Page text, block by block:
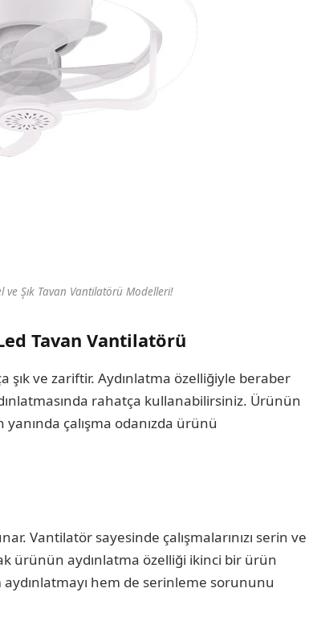
Şık Tavan Vantilatörü Modelleri!
Tavan Vantilatörü
ve zariftir. Aydınlatma özelliğiyle beraber
rahatça kullanabilirsiniz. Ürünün
çalışma odanızda ürünü
Vantilatör sayesinde çalışmalarınızı serin ve
ürünün aydınlatma özelliği ikinci bir ürün
hem de serinleme sorununu